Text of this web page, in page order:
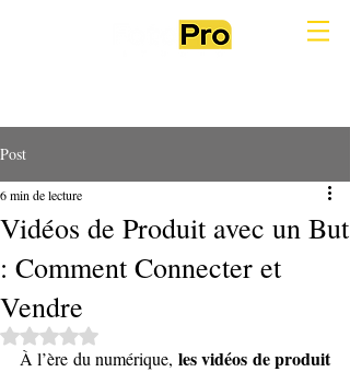
Post
Vidéos de Produit avec un But
: Comment Connecter et
Vendre
6 min de lecture
Noté NaN étoiles sur 5.
À l’ère du numérique, les vidéos de produit